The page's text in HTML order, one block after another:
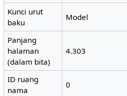
Kunci urut
baku
Model
Panjang
halaman
(dalam bita)
4.303
ID ruang
nama
0